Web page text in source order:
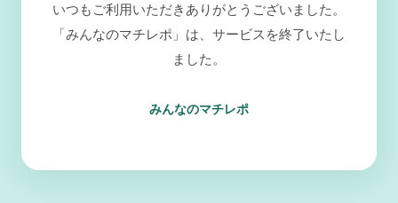
いつもご利用いただきありがとうございました。
「みんなのマチレポ」は、サービスを終了いたし
ました。
みんなのマチレポ